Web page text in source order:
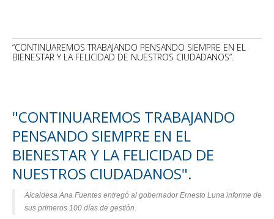
“CONTINUAREMOS TRABAJANDO PENSANDO SIEMPRE EN EL
BIENESTAR Y LA FELICIDAD DE NUESTROS CIUDADANOS”.
"CONTINUAREMOS TRABAJANDO
PENSANDO SIEMPRE EN EL
BIENESTAR Y LA FELICIDAD DE
NUESTROS CIUDADANOS".
Alcaldesa Ana Fuentes entregó al gobernador Ernesto Luna informe de
sus primeros 100 días de gestión.